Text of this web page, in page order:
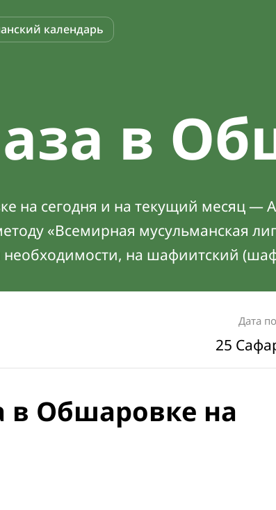
календарь
в
на сегодня и на текущий месяц —
«Всемирная мусульманская
необходимости, на шафиитский
Дата
25
в Обшаровке на